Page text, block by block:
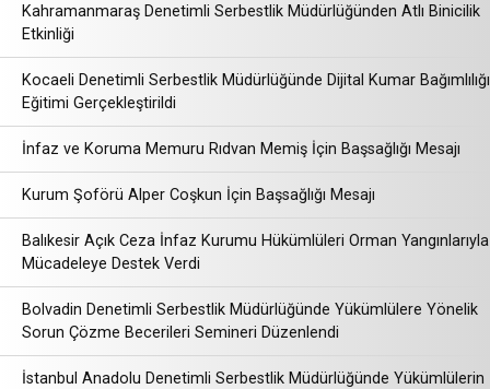
Kahramanmaraş Denetimli Serbestlik Müdürlüğünden Atlı Binicilik
Etkinliği
Kocaeli Denetimli Serbestlik Müdürlüğünde Dijital Kumar Bağımlılığı
Eğitimi Gerçekleştirildi
İnfaz ve Koruma Memuru Rıdvan Memiş İçin Başsağlığı Mesajı
Kurum Şoförü Alper Coşkun İçin Başsağlığı Mesajı
Balıkesir Açık Ceza İnfaz Kurumu Hükümlüleri Orman Yangınlarıyla
Mücadeleye Destek Verdi
Bolvadin Denetimli Serbestlik Müdürlüğünde Yükümlülere Yönelik
Sorun Çözme Becerileri Semineri Düzenlendi
İstanbul Anadolu Denetimli Serbestlik Müdürlüğünde Yükümlülerin